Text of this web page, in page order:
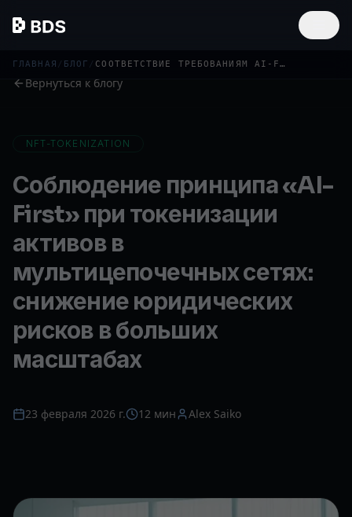
ГЛАВНАЯ / БЛОГ / СООТВЕТСТВИЕ ТРЕБОВАНИЯМ AI-FIRST ДЛЯ ТОКЕНИЗАЦИИ...
Вернуться к блогу
NFT-TOKENIZATION
Соблюдение принципа «AI-
First» при токенизации
активов в
мультицепочечных сетях:
снижение юридических
рисков в больших
масштабах
23 февраля 2026 г. 12 мин Alex Saiko